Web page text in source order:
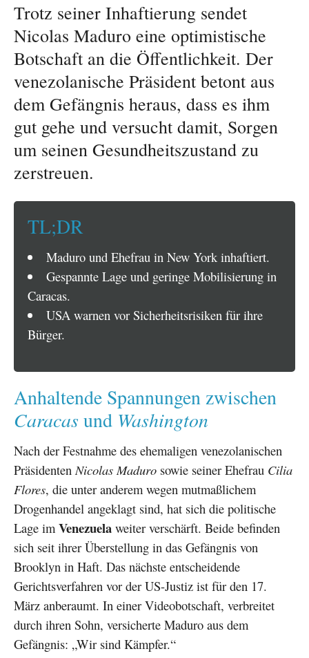
Trotz seiner Inhaftierung sendet
Nicolas Maduro eine optimistische
Botschaft an die Öffentlichkeit. Der
venezolanische Präsident betont aus
dem Gefängnis heraus, dass es ihm
gut gehe und versucht damit, Sorgen
um seinen Gesundheitszustand zu
zerstreuen.
TL;DR
Maduro und Ehefrau in New York inhaftiert.
Gespannte Lage und geringe Mobilisierung in
Caracas.
USA warnen vor Sicherheitsrisiken für ihre
Bürger.
Anhaltende Spannungen zwischen
Caracas und Washington
Nach der Festnahme des ehemaligen venezolanischen
Präsidenten Nicolas Maduro sowie seiner Ehefrau Cilia
Flores, die unter anderem wegen mutmaßlichem
Drogenhandel angeklagt sind, hat sich die politische
Lage im Venezuela weiter verschärft. Beide befinden
sich seit ihrer Überstellung in das Gefängnis von
Brooklyn in Haft. Das nächste entscheidende
Gerichtsverfahren vor der US-Justiz ist für den 17.
März anberaumt. In einer Videobotschaft, verbreitet
durch ihren Sohn, versicherte Maduro aus dem
Gefängnis: „Wir sind Kämpfer.“